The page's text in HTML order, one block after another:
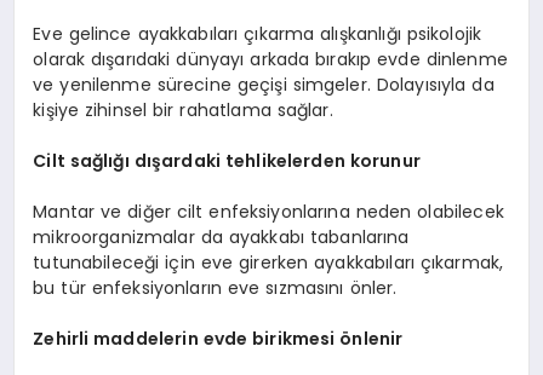
Eve gelince ayakkabıları çıkarma alışkanlığı psikolojik
olarak dışarıdaki dünyayı arkada bırakıp evde dinlenme
ve yenilenme sürecine geçişi simgeler. Dolayısıyla da
kişiye zihinsel bir rahatlama sağlar.
Cilt sağlığı dışardaki tehlikelerden korunur
Mantar ve diğer cilt enfeksiyonlarına neden olabilecek
mikroorganizmalar da ayakkabı tabanlarına
tutunabileceği için eve girerken ayakkabıları çıkarmak,
bu tür enfeksiyonların eve sızmasını önler.
Zehirli maddelerin evde birikmesi önlenir